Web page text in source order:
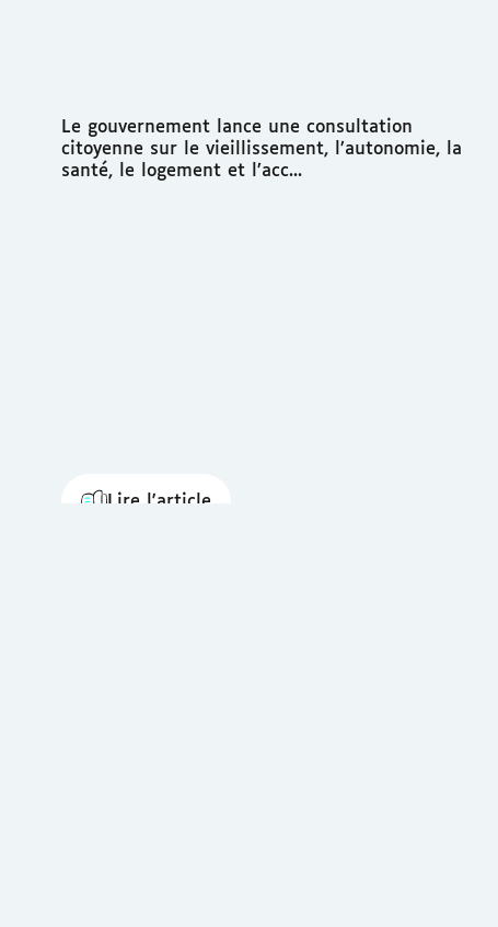
Le gouvernement lance une consultation
citoyenne sur le vieillissement, l’autonomie, la
santé, le logement et l’acc...
Lire l'article